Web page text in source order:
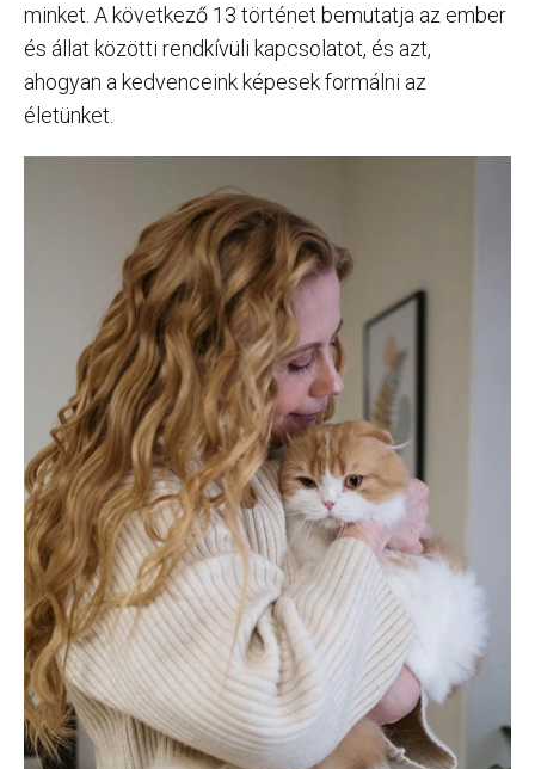
minket. A következő 13 történet bemutatja az ember
és állat közötti rendkívüli kapcsolatot, és azt,
ahogyan a kedvenceink képesek formálni az
életünket.